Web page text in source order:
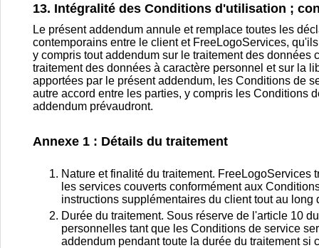
13. Intégralité des Conditions d'utilisation ;
Le présent addendum annule et remplace toutes les
contemporains entre le client et FreeLogoServices,
y compris tout addendum sur le traitement des
traitement des données à caractère personnel et sur la
apportées par le présent addendum, les Conditions de
autre accord entre les parties, y compris les Conditions
addendum prévaudront.
Annexe 1 : Détails du traitement
Nature et finalité du traitement.
les services couverts conformément aux
instructions supplémentaires du client tout au
Durée du traitement. Sous réserve de l'article 10
personnelles tant que les Conditions de service
addendum pendant toute la durée du traitement si